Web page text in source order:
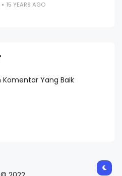
15 YEARS AGO
Yang Baik